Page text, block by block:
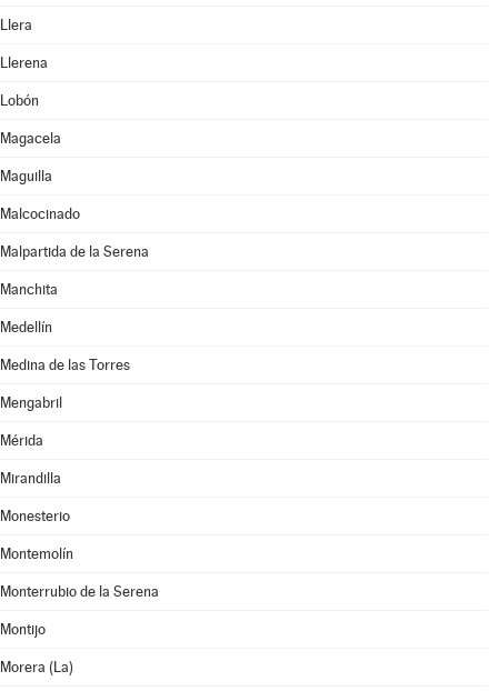
Llera
Llerena
Lobón
Magacela
Maguilla
Malcocinado
Malpartida de la Serena
Manchita
Medellín
Medina de las Torres
Mengabril
Mérida
Mirandilla
Monesterio
Montemolín
Monterrubio de la Serena
Montijo
Morera (La)